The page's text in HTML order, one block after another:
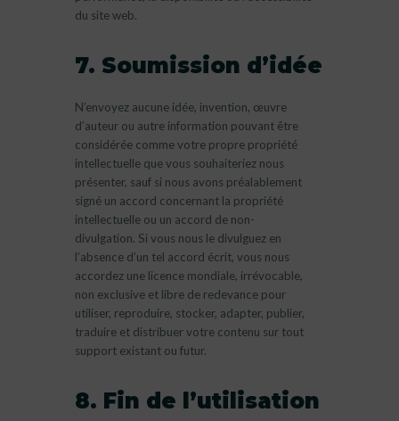
du site web.
7. Soumission d’idée
N’envoyez aucune idée, invention, œuvre
d’auteur ou autre information pouvant être
considérée comme votre propre propriété
intellectuelle que vous souhaiteriez nous
présenter, sauf si nous avons préalablement
signé un accord concernant la propriété
intellectuelle ou un accord de non-
divulgation. Si vous nous le divulguez en
l’absence d’un tel accord écrit, vous nous
accordez une licence mondiale, irrévocable,
non exclusive et libre de redevance pour
utiliser, reproduire, stocker, adapter, publier,
traduire et distribuer votre contenu sur tout
support existant ou futur.
8. Fin de l’utilisation